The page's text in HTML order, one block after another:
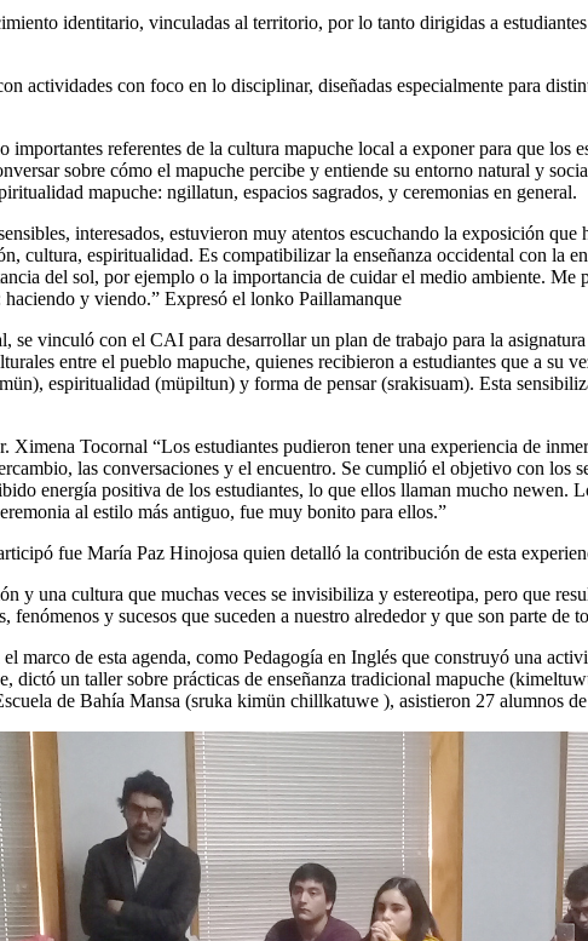
identitario, vinculadas al territorio, por lo tanto dirigidas a
actividades con foco en lo disciplinar, diseñadas especialmente para
referentes de la cultura mapuche local a exponer para que
sobre cómo el mapuche percibe y entiende su entorno natural y
mapuche: ngillatun, espacios sagrados, y ceremonias en general.
interesados, estuvieron muy atentos escuchando la exposición
cultura, espiritualidad. Es compatibilizar la enseñanza occidental con la
del sol, por ejemplo o la importancia de cuidar el medio ambiente. Me
y viendo.” Expresó el lonko Paillamanque
se vinculó con el CAI para desarrollar un plan de trabajo para la
entre el pueblo mapuche, quienes recibieron a estudiantes que a su
espiritualidad (müpiltun) y forma de pensar (srakisuam). Esta
Tocornal “Los estudiantes pudieron tener una experiencia de
las conversaciones y el encuentro. Se cumplió el objetivo con los
energía positiva de los estudiantes, lo que ellos llaman mucho newen.
al estilo más antiguo, fue muy bonito para ellos.”
fue María Paz Hinojosa quien detalló la contribución de esta
y una cultura que muchas veces se invisibiliza y estereotipa, pero que
fenómenos y sucesos que suceden a nuestro alrededor y que son parte de
marco de esta agenda, como Pedagogía en Inglés que construyó una
un taller sobre prácticas de enseñanza tradicional mapuche
de Bahía Mansa (sruka kimün chillkatuwe ), asistieron 27 alumnos